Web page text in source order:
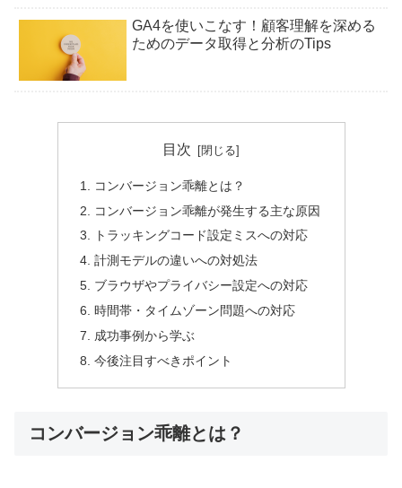
GA4を使いこなす！顧客理解を深める
ためのデータ取得と分析のTips
目次
コンバージョン乖離とは？
コンバージョン乖離が発生する主な原因
トラッキングコード設定ミスへの対応
計測モデルの違いへの対処法
ブラウザやプライバシー設定への対応
時間帯・タイムゾーン問題への対応
成功事例から学ぶ
今後注目すべきポイント
コンバージョン乖離とは？